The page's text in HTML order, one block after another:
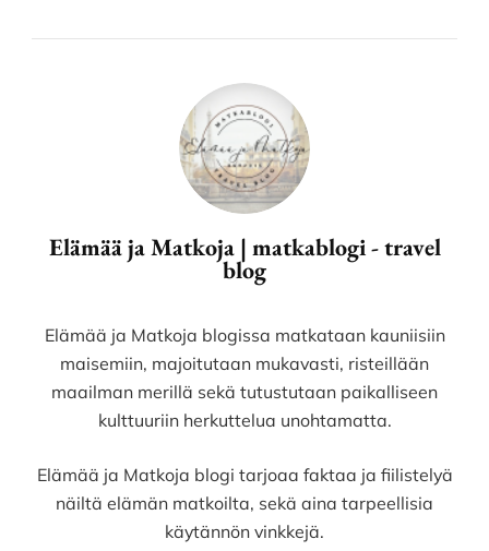
Elämää ja Matkoja | matkablogi - travel
blog
Elämää ja Matkoja blogissa matkataan kauniisiin
maisemiin, majoitutaan mukavasti, risteillään
maailman merillä sekä tutustutaan paikalliseen
kulttuuriin herkuttelua unohtamatta.
Elämää ja Matkoja blogi tarjoaa faktaa ja fiilistelyä
näiltä elämän matkoilta, sekä aina tarpeellisia
käytännön vinkkejä.